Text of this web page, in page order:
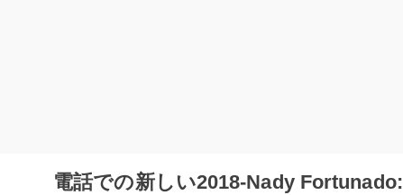
電話での新しい2018-Nady Fortunado: